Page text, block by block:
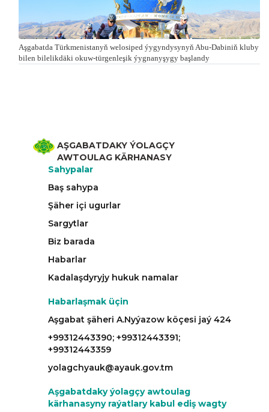
Aşgabatda Türkmenistanyň welosiped ýygyndysynyň Abu-Dabiniň kluby
bilen bilelikdäki okuw-türgenleşik ýygnanyşygy başlandy
AŞGABATDAKY ÝOLAGÇY
AWTOULAG KÄRHANASY
Sahypalar
Baş sahypa
Şäher içi ugurlar
Sargytlar
Biz barada
Habarlar
Kadalaşdyryjy hukuk namalar
Habarlaşmak üçin
Aşgabat şäheri A.Nyýazow köçesi jaý 424
+99312443390; +99312443391;
+99312443359
yolagchyauk@ayauk.gov.tm
Aşgabatdaky ýolagçy awtoulag
kärhanasyny raýatlary kabul ediş wagty